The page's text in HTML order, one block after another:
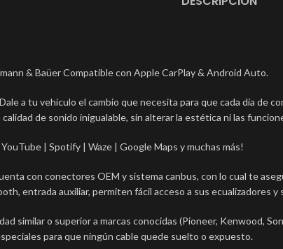
& Baüer Compatible con Apple CarPlay & Android Auto.
a tu vehículo el cambio que necesita para que cada día de
de sonido inigualable, sin alterar la estética ni las
| Spotify | Waze | Google Maps y muchas más!
con conectores OEM y sistema canbus, con lo cual te
entrada auxiliar, permiten fácil acceso a sus ecualizadores
similar o superior a marcas conocidas (Pioneer, Kenwood,
para que ningún cable quede suelto o expuesto.